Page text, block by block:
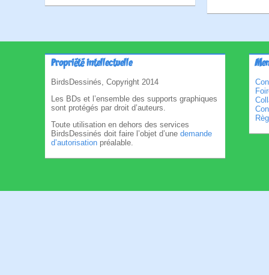
Propriété intellectuelle
BirdsDessinés, Copyright 2014
Les BDs et l’ensemble des supports graphiques
sont protégés par droit d’auteurs.
Toute utilisation en dehors des services
BirdsDessinés doit faire l’objet d’une demande
d’autorisation préalable.